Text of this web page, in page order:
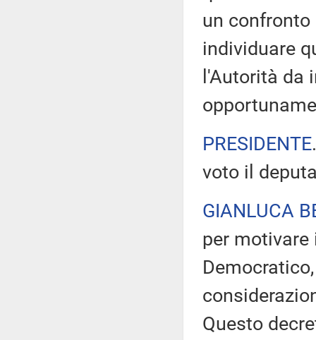
un
individuare
l'Autorità da
PRESIDENTE
voto il
GIANLUCA
per
Questo